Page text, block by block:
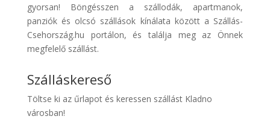
Discover
Cars
Transzfer
Kiwi
Taxi
gyorsan! Böngésszen a szállodák, apartmanok,
panziók és olcsó szállások kínálata között a Szállás-
Csehország.hu portálon, és találja meg az Önnek
megfelelő szállást.
Szálláskereső
Töltse ki az űrlapot és keressen szállást Kladno
városban!